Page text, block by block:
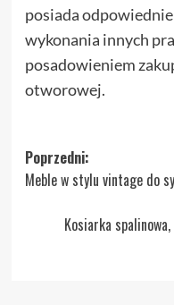
posiada
wykonania innych
posadowieniem
otworowej.
Zobacz
wpisy
Poprzedni:
Meble w stylu vintage do
Kosiarka